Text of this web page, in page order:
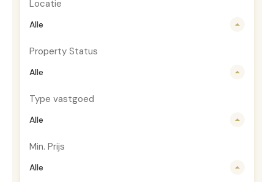
Locatie
Alle
Property Status
Alle
Type vastgoed
Alle
Min. Prijs
Alle